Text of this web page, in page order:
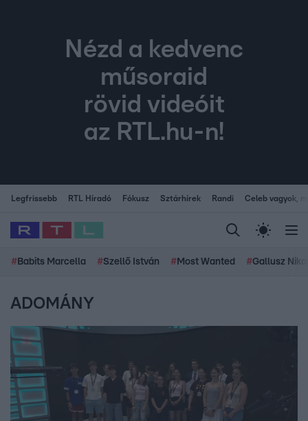
Nézd a kedvenc
műsoraid
rövid videóit
az RTL.hu-n!
Legfrissebb RTL Híradó Fókusz Sztárhírek Randi Celeb vagyok,
# Babits Marcella #Szellő István # Most Wanted #Gallusz
ADOMÁNY